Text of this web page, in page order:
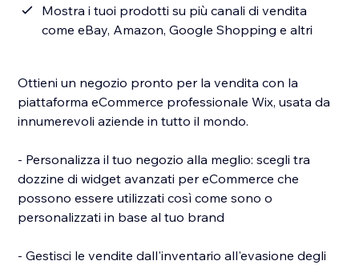
Mostra i tuoi prodotti su più canali di vendita
come eBay, Amazon, Google Shopping e altri
Ottieni un negozio pronto per la vendita con la
piattaforma eCommerce professionale Wix, usata da
innumerevoli aziende in tutto il mondo.
- Personalizza il tuo negozio alla meglio: scegli tra
dozzine di widget avanzati per eCommerce che
possono essere utilizzati così come sono o
personalizzati in base al tuo brand
- Gestisci le vendite dall'inventario all'evasione degli